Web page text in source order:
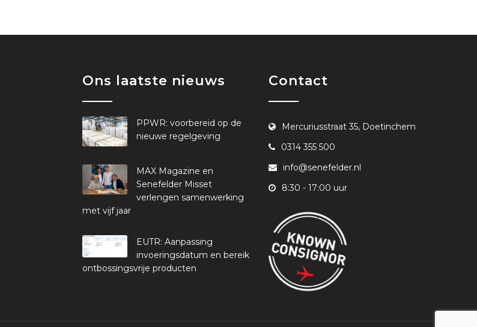
Ons laatste nieuws
PPWR: voorbereid op de
nieuwe regelgeving
MAX Magazine en
Senefelder Misset
verlengen samenwerking
met vijf jaar
EUTR: Aanpassing
invoeringsdatum en bereik
ontbossingsvrije producten
Contact
Mercuriusstraat 35, Doetinchem
0314 355 500
info@senefelder.nl
8:30 - 17:00 uur